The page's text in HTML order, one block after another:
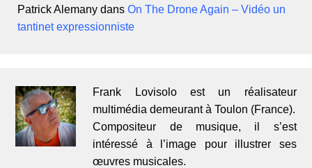
Patrick Alemany dansOn The Drone Again – Vidéo un
tantinet expressionniste
Frank Lovisolo est un réalisateur
multimédia demeurant à Toulon (France).
Compositeur de musique, il s’est
intéressé à l’image pour illustrer ses
œuvres musicales.